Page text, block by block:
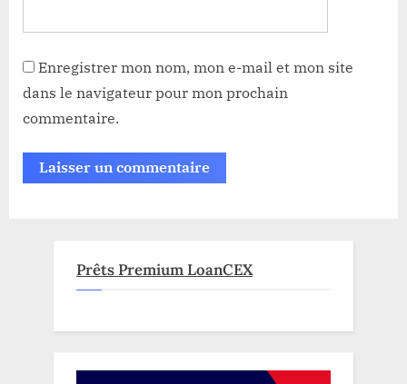
Enregistrer mon nom, mon e-mail et mon site
dans le navigateur pour mon prochain
commentaire.
Prêts Premium LoanCEX